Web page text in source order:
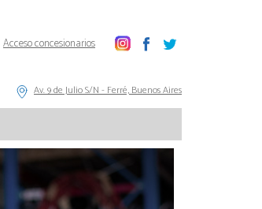
Acceso concesionarios
Av. 9 de Julio S/N - Ferré, Buenos Aires